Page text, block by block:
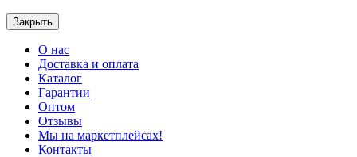
Закрыть
О нас
Доставка и оплата
Каталог
Гарантии
Оптом
Отзывы
Мы на маркетплейсах!
Контакты